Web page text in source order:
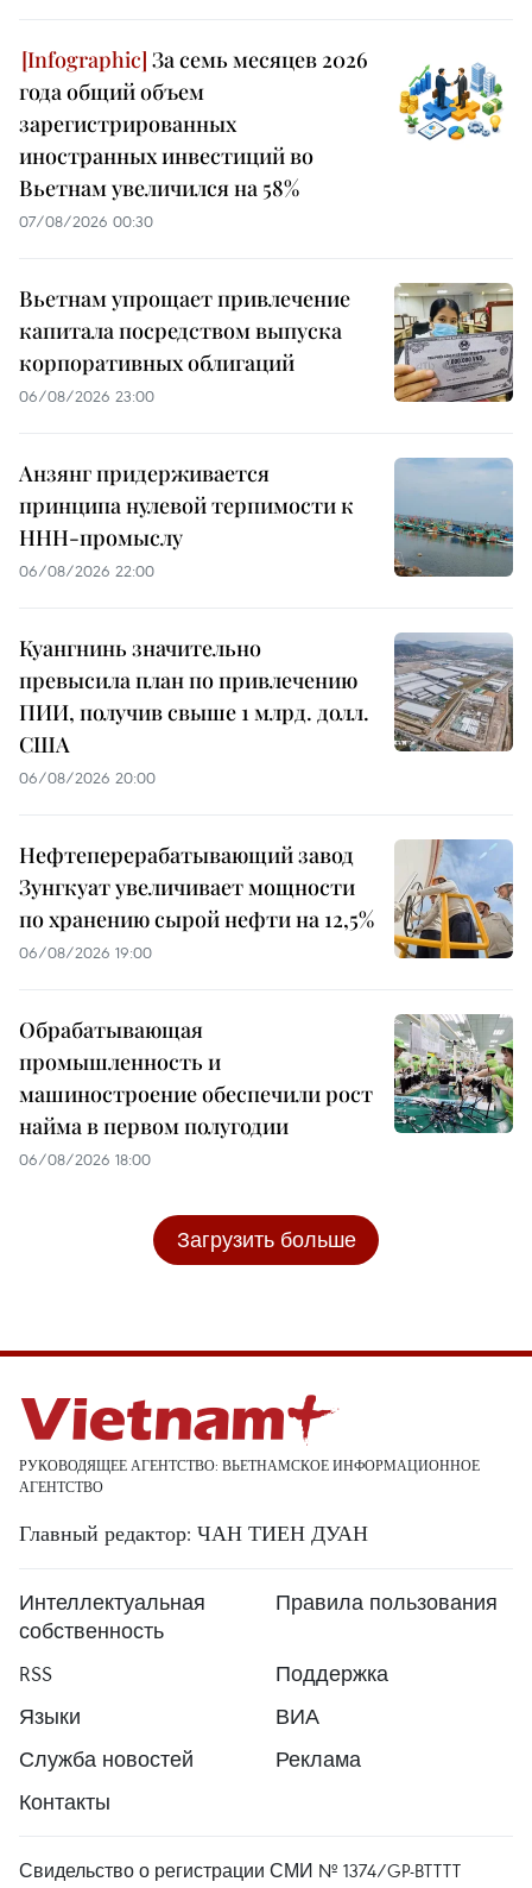
За семь месяцев 2026
года общий объем
зарегистрированных
иностранных инвестиций во
Вьетнам увеличился на 58%
07/08/2026 00:30
Вьетнам упрощает привлечение
капитала посредством выпуска
корпоративных облигаций
06/08/2026 23:00
Анзянг придерживается
принципа нулевой терпимости к
ННН-промыслу
06/08/2026 22:00
Куангнинь значительно
превысила план по привлечению
ПИИ, получив свыше 1 млрд. долл.
США
06/08/2026 20:00
Нефтеперерабатывающий завод
Зунгкуат увеличивает мощности
по хранению сырой нефти на 12,5%
06/08/2026 19:00
Обрабатывающая
промышленность и
машиностроение обеспечили рост
найма в первом полугодии
06/08/2026 18:00
Загрузить больше
РУКОВОДЯЩЕЕ АГЕНТСТВО: ВЬЕТНАМСКОЕ ИНФОРМАЦИОННОЕ
АГЕНТСТВО
Главный редактор: ЧАН ТИЕН ДУАН
Интеллектуальная
собственность
Правила пользования
RSS
Поддержка
Языки
ВИА
Служба новостей
Реклама
Контакты
Свидельство о регистрации СМИ № 1374/GP-BTTTT